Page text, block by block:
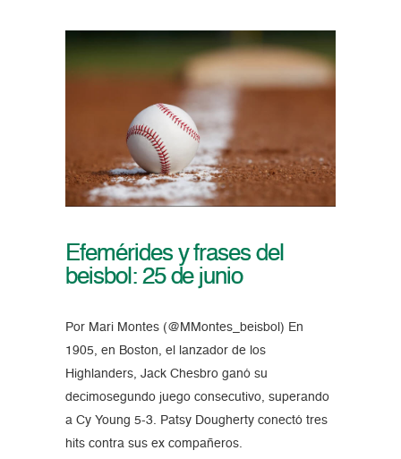
Efemérides y frases del
beisbol: 25 de junio
Por Mari Montes (@MMontes_beisbol) En
1905, en Boston, el lanzador de los
Highlanders, Jack Chesbro ganó su
decimosegundo juego consecutivo, superando
a Cy Young 5-3. Patsy Dougherty conectó tres
hits contra sus ex compañeros.